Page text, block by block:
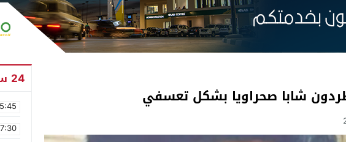
شابا صحراويا بشكل تعسفي
24 ساعة